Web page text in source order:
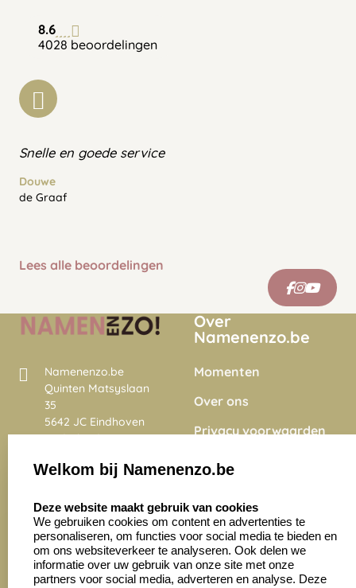
8.6
4028 beoordelingen
Snelle en goede service
Douwe
de Graaf
Lees alle beoordelingen
Namenenzo.be
Quinten Matsyslaan
35
5642 JC Eindhoven
Nederland
4028 beoordelingen
Over
Namenenzo.be
Momenten
Over ons
Privacy voorwaarden
Onze vacatures
Zakelijk:
Aanvraag op maat
Klantenservice:
Contact opnemen
Welkom bij Namenenzo.be
Deze website maakt gebruik van cookies
We gebruiken cookies om content en advertenties te
personaliseren, om functies voor social media te bieden en
om ons websiteverkeer te analyseren. Ook delen we
informatie over uw gebruik van onze site met onze
partners voor social media, adverteren en analyse. Deze